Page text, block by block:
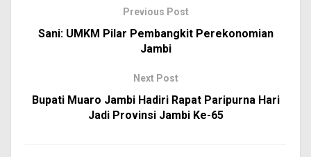
Previous Post
Sani: UMKM Pilar Pembangkit Perekonomian
Jambi
Next Post
Bupati Muaro Jambi Hadiri Rapat Paripurna Hari
Jadi Provinsi Jambi Ke-65